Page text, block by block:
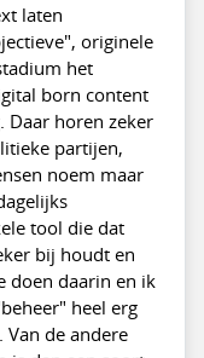
laten
originele
het
born content
Daar horen zeker
partijen,
noem maar
tool die dat
bij houdt en
doen daarin en ik
heel erg
de andere